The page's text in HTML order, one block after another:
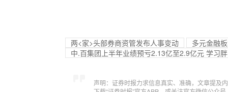
两<家>头部券商资管发布人事变动
多元金融
中.百集团上半年业绩预亏2.13亿至2.9亿元 学习
声明：证券时报力求信息真实、准确，文章提及